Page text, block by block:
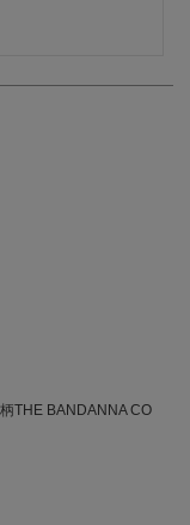
THE BANDANNA CO